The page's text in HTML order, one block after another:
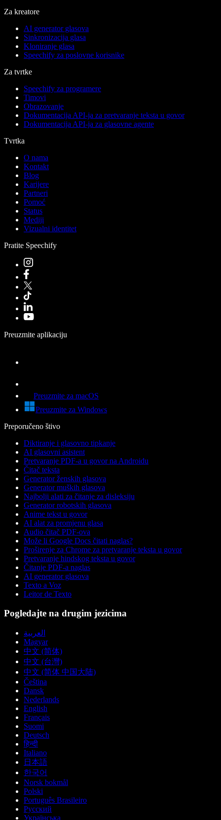
Za kreatore
AI generator glasova
Sinkronizacija glasa
Kloniranje glasa
Speechify za poslovne korisnike
Za tvrtke
Speechify za programere
Timovi
Obrazovanje
Dokumentacija API-ja za pretvaranje teksta u govor
Dokumentacija API-ja za glasovne agente
Tvrtka
O nama
Kontakt
Blog
Karijere
Partneri
Pomoć
Status
Mediji
Vizualni identitet
Pratite Speechify
Preuzmite aplikaciju
Preuzmite za macOS
Preuzmite za Windows
Preporučeno štivo
Diktiranje i glasovno tipkanje
AI glasovni asistent
Pretvaranje PDF-a u govor na Androidu
Čitač teksta
Generator ženskih glasova
Generator muških glasova
Najbolji alati za čitanje za disleksiju
Generator robotskih glasova
Anime tekst u govor
AI alat za promjenu glasa
Audio čitač PDF-ova
Može li Google Docs čitati naglas?
Proširenje za Chrome za pretvaranje teksta u govor
Pretvaranje hindskog teksta u govor
Čitanje PDF-a naglas
AI generator glasova
Texto a Voz
Leitor de Texto
Pogledajte na drugim jezicima
العربية
Magyar
中文 (简体)
中文 (台灣)
中文 (简体 中国大陆)
Čeština
Dansk
Nederlands
English
Français
Suomi
Deutsch
हिन्दी
Italiano
日本語
한국어
Norsk bokmål
Polski
Português Brasileiro
Русский
Українська